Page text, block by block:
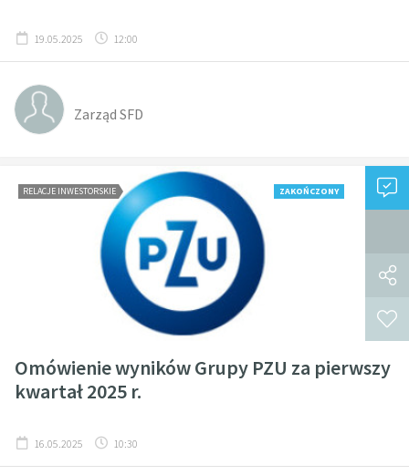
19.05.2025 12:00
Zarząd SFD
RELACJE INWESTORSKIE ZAKOŃCZONY
Omówienie wyników Grupy PZU za pierwszy
kwartał 2025 r.
16.05.2025 10:30